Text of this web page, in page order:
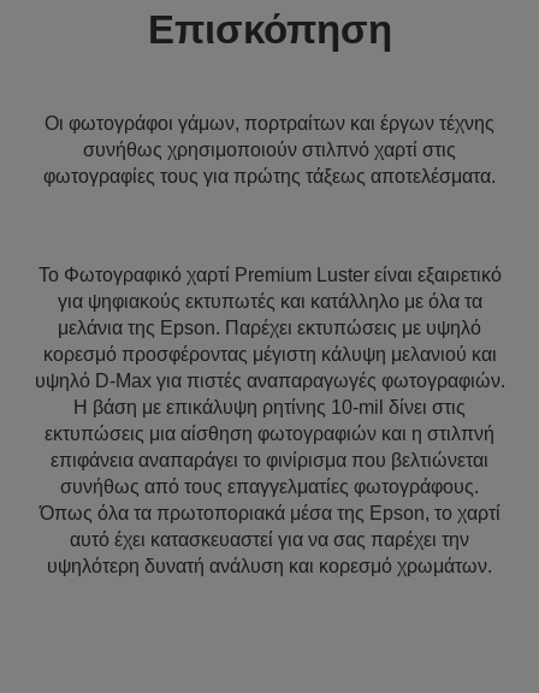
Επισκόπηση
Οι φωτογράφοι γάμων, πορτραίτων και έργων τέχνης
συνήθως χρησιμοποιούν στιλπνό χαρτί στις
φωτογραφίες τους για πρώτης τάξεως αποτελέσματα.
Το Φωτογραφικό χαρτί Premium Luster είναι εξαιρετικό
για ψηφιακούς εκτυπωτές και κατάλληλο με όλα τα
μελάνια της Epson. Παρέχει εκτυπώσεις με υψηλό
κορεσμό προσφέροντας μέγιστη κάλυψη μελανιού και
υψηλό D-Max για πιστές αναπαραγωγές φωτογραφιών.
Η βάση με επικάλυψη ρητίνης 10-mil δίνει στις
εκτυπώσεις μια αίσθηση φωτογραφιών και η στιλπνή
επιφάνεια αναπαράγει το φινίρισμα που βελτιώνεται
συνήθως από τους επαγγελματίες φωτογράφους.
Όπως όλα τα πρωτοποριακά μέσα της Epson, το χαρτί
αυτό έχει κατασκευαστεί για να σας παρέχει την
υψηλότερη δυνατή ανάλυση και κορεσμό χρωμάτων.